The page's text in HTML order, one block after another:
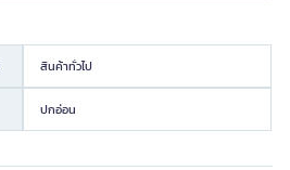
สินค้าทั่วไป
ปกอ่อน